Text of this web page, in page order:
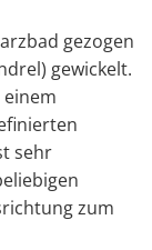
gezogen
gewickelt.
sehr
zum